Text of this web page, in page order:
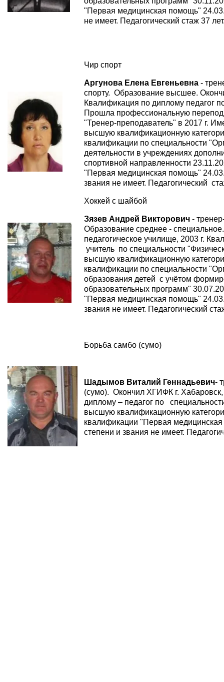
"Первая медицинская помощь"
не имеет. Педагогический стаж 37
Чир спорт
Аргунова Елена Евгеньевна -
спорту. Образование высшее.
Квалификация по диплому педагог
Прошла профессиональную
"Тренер-преподаватель" в 2017 г.
высшую квалификационную
квалификации по специальности
деятельности в учреждениях
спортивной направленности
"Первая медицинская помощь"
звания не имеет. Педагогический
Хоккей с шайбой
Зязев Андрей Викторович -
Образование среднее -
педагогическое училище, 2003 г.
учитель по специальности
высшую квалификационную
квалификации по специальности
образования детей с учётом
образовательных программ"
"Первая медицинская помощь"
звания не имеет. Педагогический
Борьба самбо (сумо)
Шадымов Виталий Геннадьевич-
(сумо). Окончил ХГИФК г.
диплому – педагог по
высшую квалификационную
квалификации "Первая
степени и звания не имеет.